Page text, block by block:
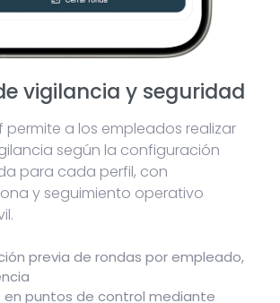
vigilancia y seguridad
permite a los empleados realizar
según la configuración
para cada perfil, con
y seguimiento operativo
previa de rondas por empleado,
en puntos de control mediante